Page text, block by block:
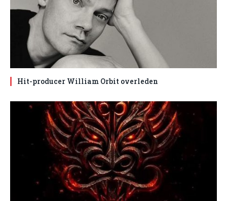
Hit-producer William Orbit overleden